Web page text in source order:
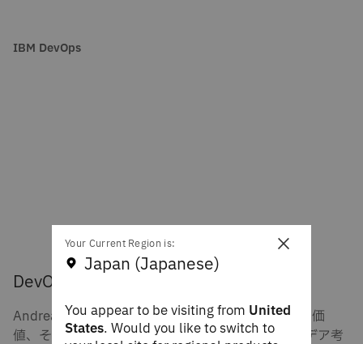
IBM DevOps
DevOpsとは
Andrea Crawfordが、DevOpsとは何か、DevOpsの価
値、そしてDevOpsのプラクティスとツールがアイデア考
×
Your Current Region is:
Japan (Japanese)
You appear to be visiting from United
States. Would you like to switch to